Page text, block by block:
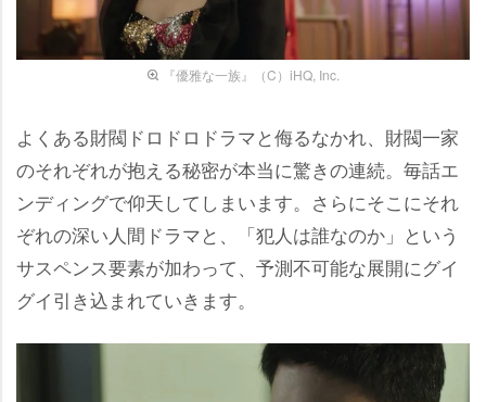
『優雅な一族』（C）iHQ, Inc.
よくある財閥ドロドロドラマと侮るなかれ、財閥一家
のそれぞれが抱える秘密が本当に驚きの連続。毎話エ
ンディングで仰天してしまいます。さらにそこにそれ
ぞれの深い人間ドラマと、「犯人は誰なのか」という
サスペンス要素が加わって、予測不可能な展開にグイ
グイ引き込まれていきます。